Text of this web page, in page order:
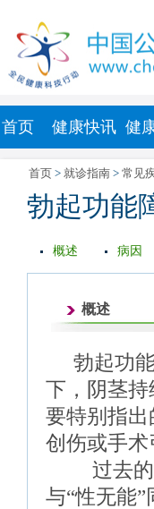
首页 健康快讯 健
首页 > 就诊指南 > 常见
勃起功能
概述 病因
概述
勃起功
下，阴茎
要特别指
创伤或手
过去的术
与“性无能